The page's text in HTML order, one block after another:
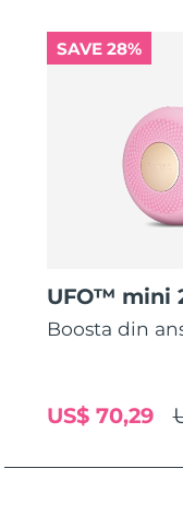
SAVE 28%
UFO™ mini
Boosta din
US$ 70,29